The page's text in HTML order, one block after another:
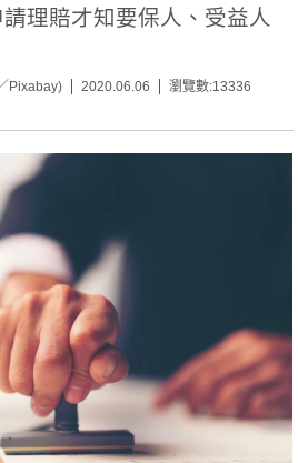
理賠才知要保人、受益人
Pixabay) 2020.06.06 瀏覽數:13336